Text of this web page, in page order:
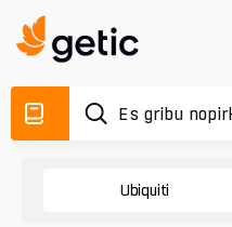
Ubiquiti